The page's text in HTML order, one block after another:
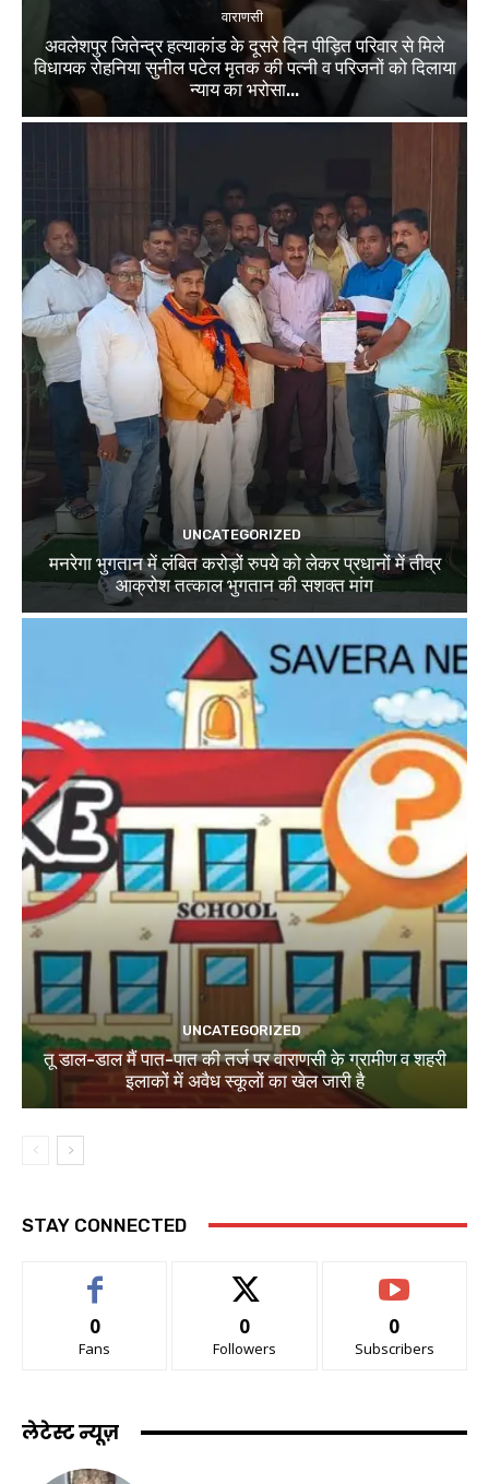
वाराणसी
अवलेशपुर जितेन्द्र हत्याकांड के दूसरे दिन पीड़ित परिवार से मिले
विधायक रोहनिया सुनील पटेल मृतक की पत्नी व परिजनों को दिलाया
न्याय का भरोसा...
UNCATEGORIZED
मनरेगा भुगतान में लंबित करोड़ों रुपये को लेकर प्रधानों में तीव्र
आक्रोश तत्काल भुगतान की सशक्त मांग
UNCATEGORIZED
तू डाल-डाल मैं पात-पात की तर्ज पर वाराणसी के ग्रामीण व शहरी
इलाकों में अवैध स्कूलों का खेल जारी है
STAY CONNECTED
0
Fans
0
Followers
0
Subscribers
लेटेस्ट न्यूज़